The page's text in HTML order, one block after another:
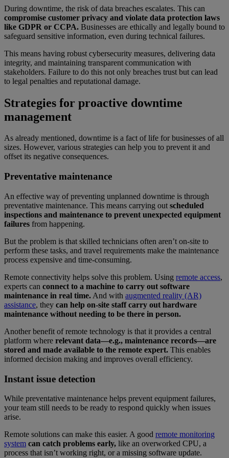
During downtime, the risk of data breaches escalates. This can
compromise customer privacy and violate data protection laws
like GDPR or CCPA. Businesses are ethically and legally bound to
safeguard sensitive information, even during technical failures.
This means having robust cybersecurity measures, delivering data
integrity, and maintaining transparent communication with
stakeholders. Failure to do this not only breaches trust but can lead
to legal penalties and reputational damage.
Strategies for proactive downtime
management
As already mentioned, downtime is a fact of life for businesses of all
sizes. However, various strategies can help you to prevent it and
offset its negative consequences.
Preventative maintenance
An effective way of preventing unplanned downtime is through
preventative maintenance. This means carrying out scheduled
inspections and maintenance to prevent unexpected equipment
failures from happening.
But the problem is that skilled technicians often aren’t on-site to
perform these tasks, and travel requirements make the maintenance
process expensive and time-consuming.
Remote connectivity helps solve this problem. Using remote access,
experts can connect to a machine to carry out software
maintenance in real time. And with augmented reality (AR)
assistance, they can help on-site staff carry out hardware
maintenance without needing to be there in person.
Another benefit of remote technology is that it provides a central
platform where relevant data—e.g., maintenance records—are
stored and made available to the remote expert. This enables
informed decision making and improves overall efficiency.
Instant issue detection
While preventative maintenance helps prevent equipment failures,
your team still needs to be ready to respond quickly when issues
arise.
Remote solutions can make this easier. A good remote monitoring
system can catch problems early, like an overworked CPU, a
process that isn’t working right, or a missing software update.